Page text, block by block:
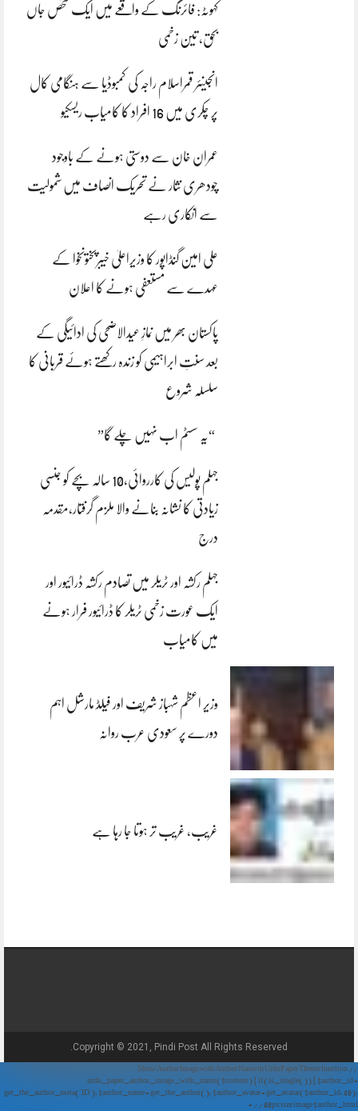
کہوٹہ: فائرنگ کے واقعے میں ایک شخص جاں
بحق، تین زخمی
انجینئر قمراسلام راجہ کی کمبوڈیا سے ہنگامی کال
پر چکری میں 16 افراد کا کامیاب ریسکیو
عمران خان سے دوستی ہونے کے باوجود
چودھری نثار نے تحریک انصاف میں شمولیت
سے انکاری رہے
علی امین گنڈاپور کا وزیراعلیٰ خیبرپختونخوا کے
عہدے سے مستعفی ہونے کا اعلان
پاکستان بھر میں نمازِ عیدالاضحی کی ادائیگی کے
بعد سنتِ ابراہیمی کو زندہ رکھتے ہوئے قربانی کا
سلسلہ شروع
“یہ سسٹم اب نہیں چلے گا”
جہلم پولیس کی کارروائی،10 سالہ بچے کو جنسی
زیادتی کا نشانہ بنانے والا ملزم گرفتار،مقدمہ
درج
جہلم رکشہ اور ٹریلر میں تصادم رکشہ ڈرائیور اور
ایک عورت زخمی ٹریلر کا ڈرائیور فرار ہونے
میں کامیاب
وزیر اعظم شہباز شریف اور فیلڈ مارشل اہم
دورے پر سعودی عرب روانہ
غریب، غریب تر ہوتا جا رہا ہے
Copyright © 2021, Pindi Post All Rights Reserved.
// Show Author Image with Author Name in UrduPaper Theme function
urdu_paper_author_image_with_name($content) { if (is_single()) { $author_id =
get_the_author_meta('ID'); $author_name = get_the_author(); $author_avatar = get_avatar($author_id, 48);
// 48px size image $author_html = '